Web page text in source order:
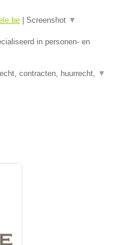
Screenshot ▼
in personen- en
contracten, huurrecht, ▼